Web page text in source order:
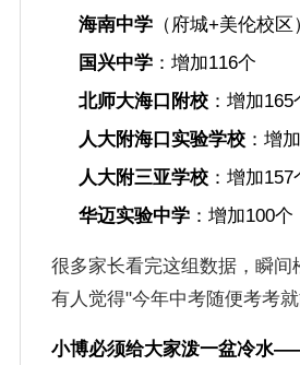
海南中学（府城+美伦校区
国兴中学：增加116个
北师大海口附校：增加165
人大附海口实验学校：增
人大附三亚学校：增加157
华迈实验中学：增加100个
很多家长看完这组数据，瞬间
有人觉得"今年中考随便考考就
小博必须给大家泼一盆冷水